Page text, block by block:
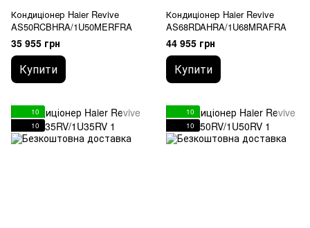
Кондиціонер Haier Revive
AS50RCBHRA/1U50MERFRA
35 955 грн
Купити
Кондиціонер Haier Revive
AS68RDAHRA/1U68MRAFRA
44 955 грн
Купити
10
10
10
10